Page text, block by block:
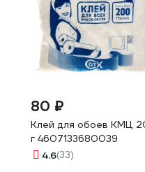
80 ₽
Клей для обоев КМЦ
г 4607133680039
4.6(33)